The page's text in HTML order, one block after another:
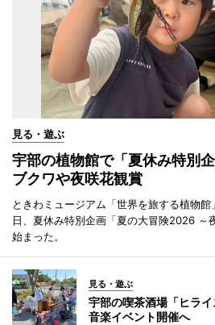
見る・遊ぶ
宇部の植物館で「夏休み特別
ブクワや夜咲花観賞
ときわミュージアム「世界を旅する植物
日、夏休み特別企画「夏の大冒険2026 ～
始まった。
見る・遊ぶ
宇部の喫茶酒場「ヒラ
音楽イベント開催へ